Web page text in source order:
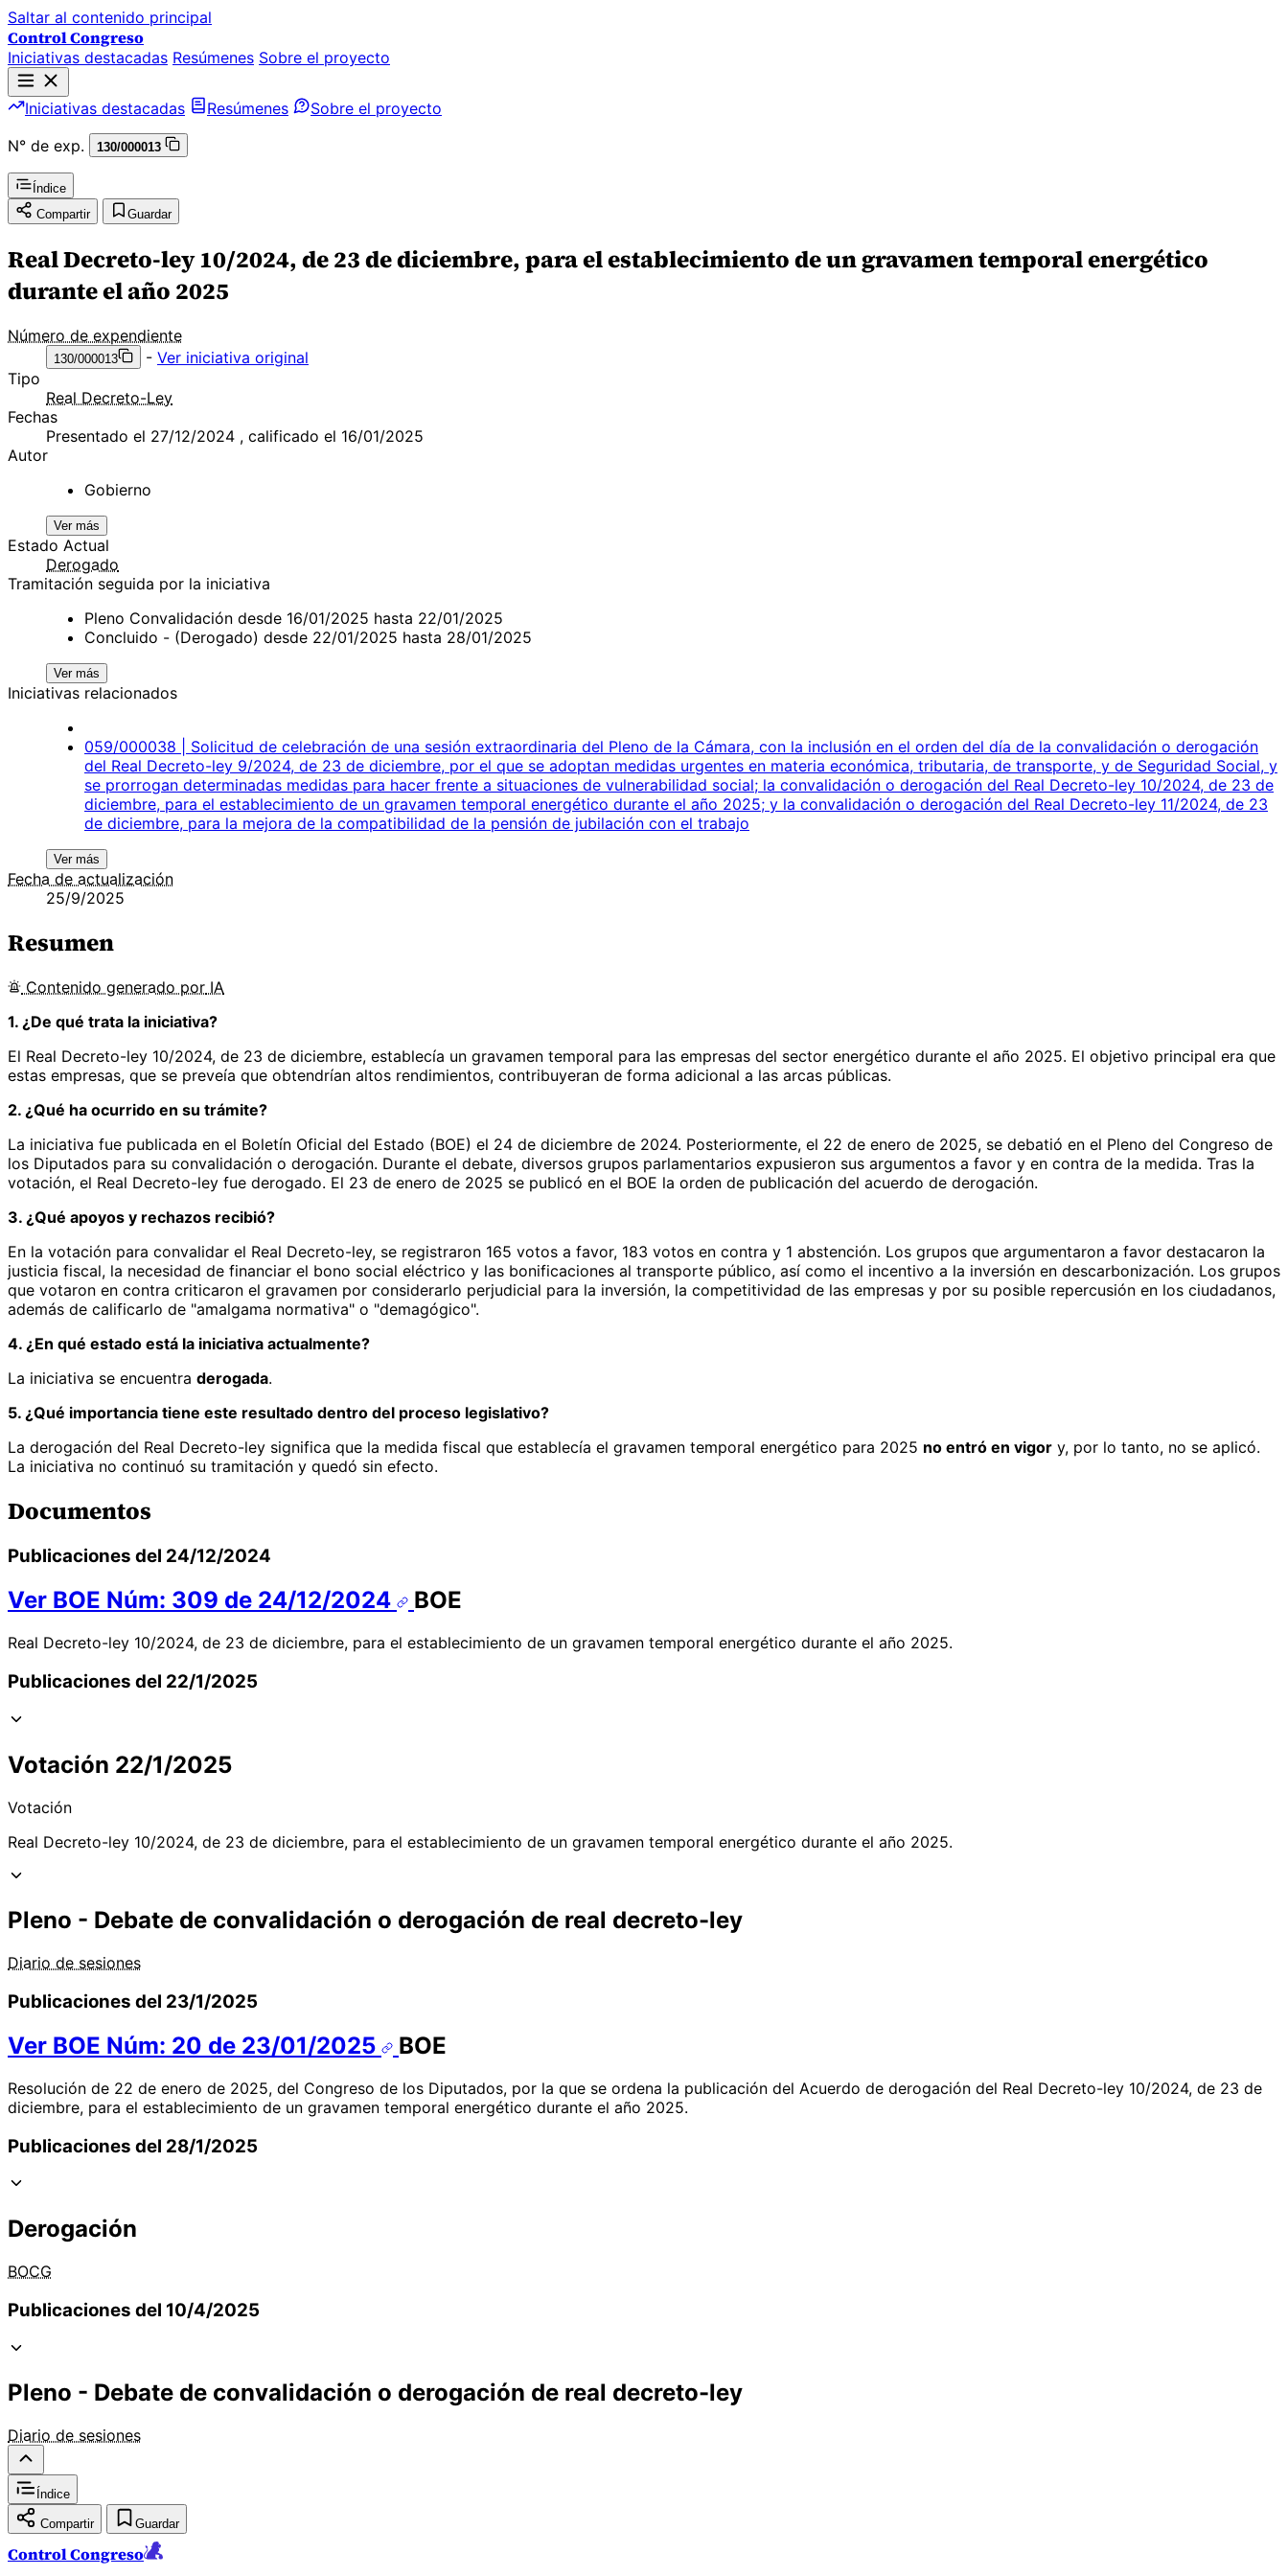
Saltar al contenido principal
Control Congreso
Iniciativas destacadas Resúmenes Sobre el proyecto
Iniciativas destacadas Resúmenes
Sobre el proyecto
N° de exp.
130/000013
Índice
Compartir
Guardar
Real Decreto-ley 10/2024, de 23 de diciembre, para el establecimiento de un gravamen temporal energético
durante el año 2025
Número de expendiente
130/000013 - Ver iniciativa original
Tipo
Real Decreto-Ley
Fechas
Presentado el 27/12/2024 , calificado el 16/01/2025
Autor
Gobierno
Ver más
Estado Actual
Derogado
Tramitación seguida por la iniciativa
Pleno Convalidación desde 16/01/2025 hasta 22/01/2025
Concluido - (Derogado) desde 22/01/2025 hasta 28/01/2025
Ver más
Iniciativas relacionados
059/000038 | Solicitud de celebración de una sesión extraordinaria del Pleno de la Cámara, con la inclusión en el orden del día de la convalidación o derogación
del Real Decreto-ley 9/2024, de 23 de diciembre, por el que se adoptan medidas urgentes en materia económica, tributaria, de transporte, y de Seguridad Social, y
se prorrogan determinadas medidas para hacer frente a situaciones de vulnerabilidad social; la convalidación o derogación del Real Decreto-ley 10/2024, de 23 de
diciembre, para el establecimiento de un gravamen temporal energético durante el año 2025; y la convalidación o derogación del Real Decreto-ley 11/2024, de 23
de diciembre, para la mejora de la compatibilidad de la pensión de jubilación con el trabajo
Ver más
Fecha de actualización
25/9/2025
Resumen
Contenido generado por IA
1. ¿De qué trata la iniciativa?
El Real Decreto-ley 10/2024, de 23 de diciembre, establecía un gravamen temporal para las empresas del sector energético durante el año 2025. El objetivo principal era que
estas empresas, que se preveía que obtendrían altos rendimientos, contribuyeran de forma adicional a las arcas públicas.
2. ¿Qué ha ocurrido en su trámite?
La iniciativa fue publicada en el Boletín Oficial del Estado (BOE) el 24 de diciembre de 2024. Posteriormente, el 22 de enero de 2025, se debatió en el Pleno del Congreso de
los Diputados para su convalidación o derogación. Durante el debate, diversos grupos parlamentarios expusieron sus argumentos a favor y en contra de la medida. Tras la
votación, el Real Decreto-ley fue derogado. El 23 de enero de 2025 se publicó en el BOE la orden de publicación del acuerdo de derogación.
3. ¿Qué apoyos y rechazos recibió?
En la votación para convalidar el Real Decreto-ley, se registraron 165 votos a favor, 183 votos en contra y 1 abstención. Los grupos que argumentaron a favor destacaron la
justicia fiscal, la necesidad de financiar el bono social eléctrico y las bonificaciones al transporte público, así como el incentivo a la inversión en descarbonización. Los grupos
que votaron en contra criticaron el gravamen por considerarlo perjudicial para la inversión, la competitividad de las empresas y por su posible repercusión en los ciudadanos,
además de calificarlo de "amalgama normativa" o "demagógico".
4. ¿En qué estado está la iniciativa actualmente?
La iniciativa se encuentra derogada.
5. ¿Qué importancia tiene este resultado dentro del proceso legislativo?
La derogación del Real Decreto-ley significa que la medida fiscal que establecía el gravamen temporal energético para 2025 no entró en vigor y, por lo tanto, no se aplicó.
La iniciativa no continuó su tramitación y quedó sin efecto.
Documentos
Publicaciones del 24/12/2024
Ver BOE Núm: 309 de 24/12/2024 BOE
Real Decreto-ley 10/2024, de 23 de diciembre, para el establecimiento de un gravamen temporal energético durante el año 2025.
Publicaciones del 22/1/2025
Votación 22/1/2025
Votación
Real Decreto-ley 10/2024, de 23 de diciembre, para el establecimiento de un gravamen temporal energético durante el año 2025.
Pleno - Debate de convalidación o derogación de real decreto-ley
Diario de sesiones
Publicaciones del 23/1/2025
Ver BOE Núm: 20 de 23/01/2025 BOE
Resolución de 22 de enero de 2025, del Congreso de los Diputados, por la que se ordena la publicación del Acuerdo de derogación del Real Decreto-ley 10/2024, de 23 de
diciembre, para el establecimiento de un gravamen temporal energético durante el año 2025.
Publicaciones del 28/1/2025
Derogación
BOCG
Publicaciones del 10/4/2025
Pleno - Debate de convalidación o derogación de real decreto-ley
Diario de sesiones
Índice
Compartir Guardar
Control Congreso